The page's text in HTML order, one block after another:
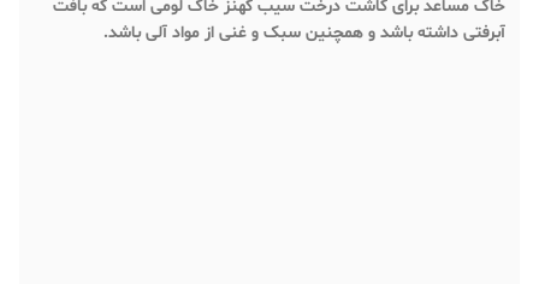
خاک مساعد برای کاشت درخت سیب کهنز خاک لومی است که بافت
آبرفتی داشته باشد و همچنین سبک و غنی از مواد آلی باشد.